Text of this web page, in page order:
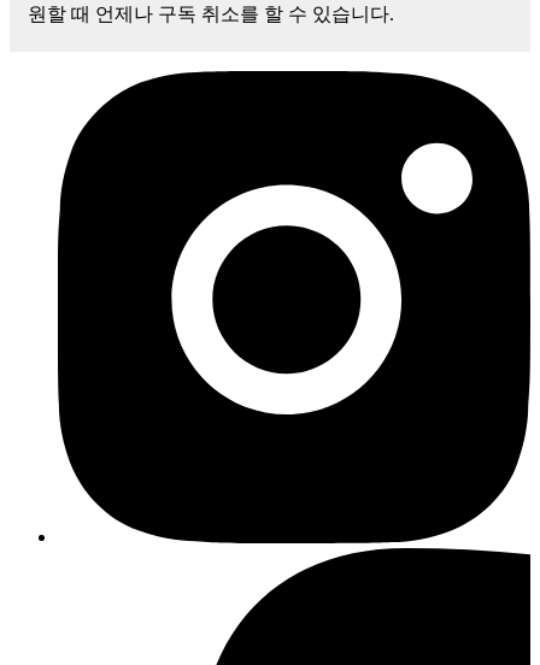
원할 때 언제나 구독 취소를 할 수 있습니다.